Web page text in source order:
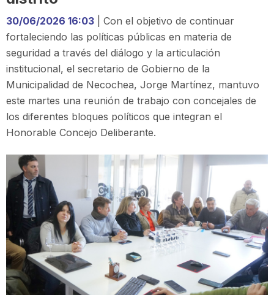
30/06/2026 16:03 | Con el objetivo de continuar
fortaleciendo las políticas públicas en materia de
seguridad a través del diálogo y la articulación
institucional, el secretario de Gobierno de la
Municipalidad de Necochea, Jorge Martínez, mantuvo
este martes una reunión de trabajo con concejales de
los diferentes bloques políticos que integran el
Honorable Concejo Deliberante.